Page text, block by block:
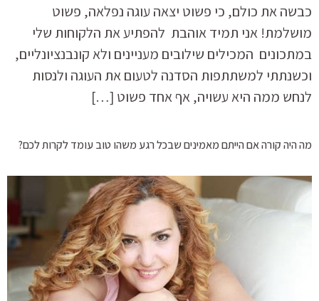
כבשה את כולם, כי פשוט יצאה עוגה נפלאה, פשוט
מושלמת! אני תמיד אוהבת להפתיע את הלקוחות שלי
במתכונים המכילים שילובים מעניינים ולא קונבנציונליים,
וכשנתתי למשתתפות הסדנה לטעום את העוגה ולנסות
לנחש ממה היא עשויה, אף אחד פשוט […]
מה היה קורה אם הייתם מאמינים שבכל רגע משהו טוב עומד לקרות לכם?